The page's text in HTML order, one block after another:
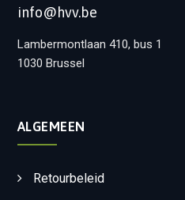
info@hvv.be
Lambermontlaan 410, bus 1
1030 Brussel
ALGEMEEN
Retourbeleid